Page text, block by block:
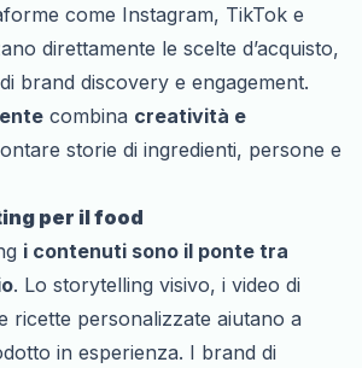
come Instagram, TikTok e
direttamente le scelte d’acquisto,
brand discovery e engagement.
combina creatività e
storie di ingredienti, persone e
per il food
i contenuti sono il ponte tra
. Lo storytelling visivo, i video di
ricette personalizzate aiutano a
in esperienza. I brand di